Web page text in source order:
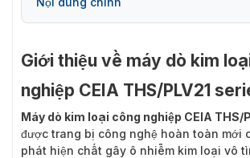
Giới thiệu về máy dò kim
nghiệp CEIA THS/PLV21
Máy dò kim loại công nghiệp CEIA THS/
được trang bị công nghệ hoàn toàn mới
phát hiện chất gây ô nhiễm kim loại vô